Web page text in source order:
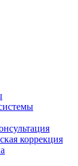
коррекция